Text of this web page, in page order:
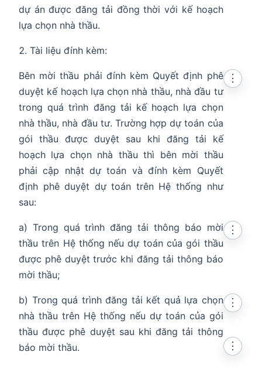
dự án được đăng tải đồng thời với kế hoạch
lựa chọn nhà thầu.
Tài liệu đính kèm:
Bên mời thầu phải đính kèm Quyết định phê
duyệt kế hoạch lựa chọn nhà thầu, nhà đầu tư
trong quá trình đăng tải kế hoạch lựa chọn
nhà thầu, nhà đầu tư. Trường hợp dự toán của
gói thầu được duyệt sau khi đăng tải kế
hoạch lựa chọn nhà thầu thì bên mời thầu
phải cập nhật dự toán và đính kèm Quyết
định phê duyệt dự toán trên Hệ thống như
sau:
⋮
a) Trong quá trình đăng tải thông báo mời
thầu trên Hệ thống nếu dự toán của gói thầu
được phê duyệt trước khi đăng tải thông báo
mời thầu;
⋮
b) Trong quá trình đăng tải kết quả lựa chọn
nhà thầu trên Hệ thống nếu dự toán của gói
thầu được phê duyệt sau khi đăng tải thông
báo mời thầu.
⋮
⋮